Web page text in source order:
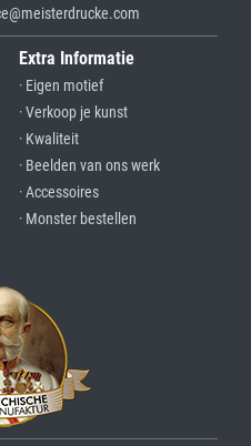
Extra Informatie
· Eigen motief
· Verkoop je kunst
· Kwaliteit
· Beelden van ons werk
· Accessoires
· Monster bestellen